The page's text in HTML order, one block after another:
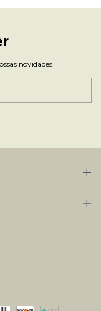
novidades!